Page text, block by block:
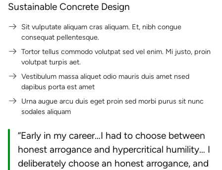
Sustainable Concrete Design
Sit vulputate aliquam cras aliquam. Et, nibh congue
consequat pellentesque.
Tortor tellus commodo volutpat sed vel enim. Mi justo, proin
volutpat turpis aet.
Vestibulum massa aliquet odio mauris duis amet nsed
dapibus porta est amet
Urna augue arcu duis eget proin sed morbi purus sit nunc
sodales aliquam
“Early in my career…I had to choose between
honest arrogance and hypercritical humility… I
deliberately choose an honest arrogance, and